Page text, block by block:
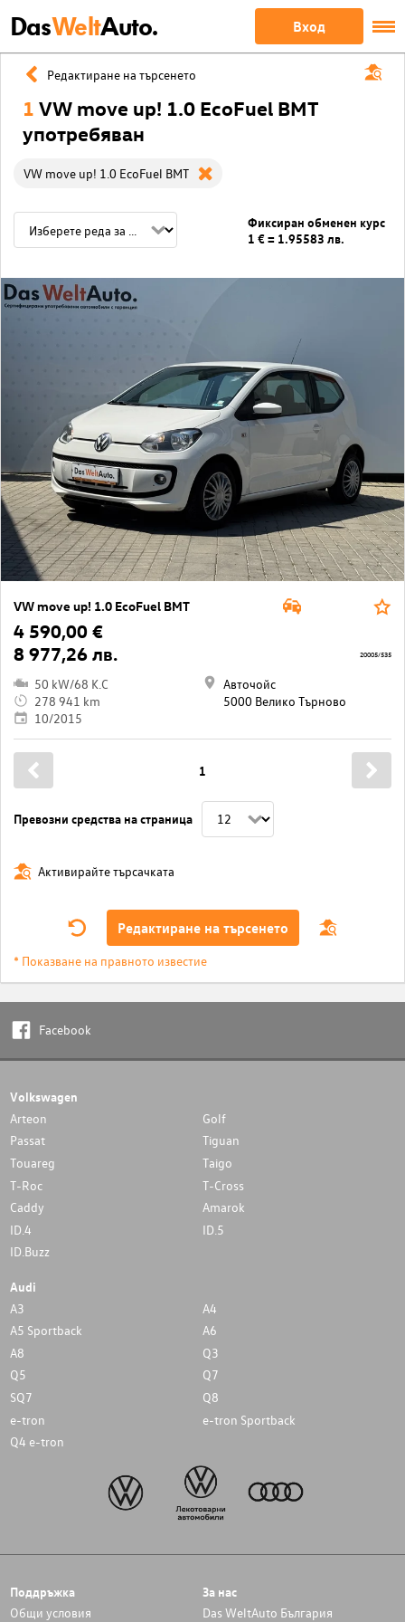
DasWeltAuto. Вход
Редактиране на търсенето
1 VW move up! 1.0 EcoFuel BMT
употребяван
VW move up! 1.0 EcoFuel BMT
Фиксиран обменен курс
1 € = 1.95583 лв.
VW move up! 1.0 EcoFuel BMT
4 590,00 €
8 977,26 лв.
50 kW/68 K.C
278 941 km
10/2015
Авточойс
5000 Велико Търново
20005/535
Превозни средства на страница
1
Активирайте търсачката
Редактиране на търсенето
* Показване на правното известие
Facebook
Volkswagen
Arteon
Golf
Passat
Tiguan
Touareg
Taigo
T-Roc
T-Cross
Caddy
Amarok
ID.4
ID.5
ID.Buzz
Audi
A3
A4
A5 Sportback
A6
A8
Q3
Q5
Q7
SQ7
Q8
e-tron
e-tron Sportback
Q4 e-tron
Поддръжка
Общи условия
За нас
Das WeltAuto България